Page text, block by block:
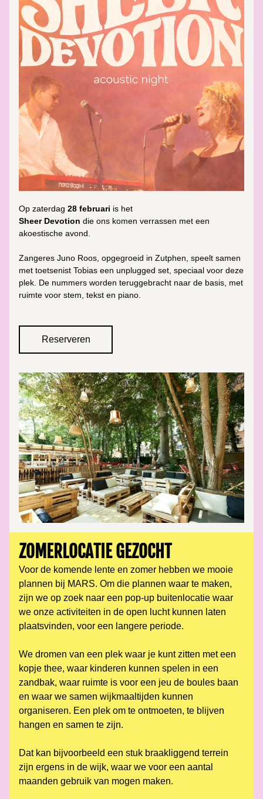
Op zaterdag 28 februari is het
Sheer Devotion die ons komen verrassen met een
akoestische avond.
Zangeres Juno Roos , opgegroeid in Zutphen, speelt samen
met toetsenist Tobias een unplugged set, speciaal voor deze
plek. De nummers worden teruggebracht naar de basis, met
ruimte voor stem, tekst en piano.
Reserveren
ZOMERLOCATIE GEZOCHT
Voor de komende lente en zomer hebben we mooie
plannen bij MARS. Om die plannen waar te maken,
zijn we op zoek naar een pop-up buitenlocatie waar
we onze activiteiten in de open lucht kunnen laten
plaatsvinden, voor een langere periode.
We dromen van een plek waar je kunt zitten met een
kopje thee, waar kinderen kunnen spelen in een
zandbak, waar ruimte is voor een jeu de boules baan
en waar we samen wijkmaaltijden kunnen
organiseren. Een plek om te ontmoeten, te blijven
hangen en samen te zijn.
Dat kan bijvoorbeeld een stuk braakliggend terrein
zijn ergens in de wijk, waar we voor een aantal
maanden gebruik van mogen maken.